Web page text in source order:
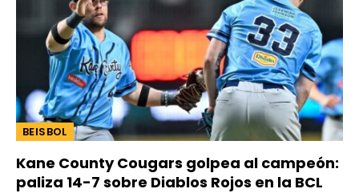
BEISBOL
Kane County Cougars golpea al campeón:
paliza 14-7 sobre Diablos Rojos en la BCL